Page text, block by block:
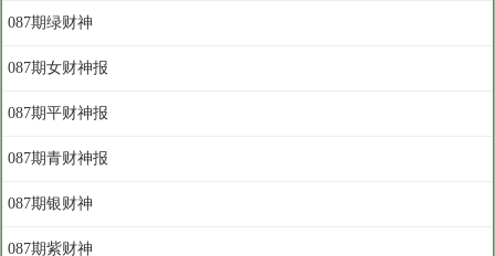
087期绿财神
087期女财神报
087期平财神报
087期青财神报
087期银财神
087期紫财神